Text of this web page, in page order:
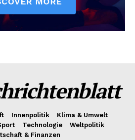
Innenpolitik
Klima & Umwelt
Technologie
Weltpolitik
& Finanzen